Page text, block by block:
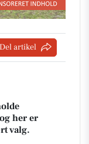
Del artikel
her er
valg.